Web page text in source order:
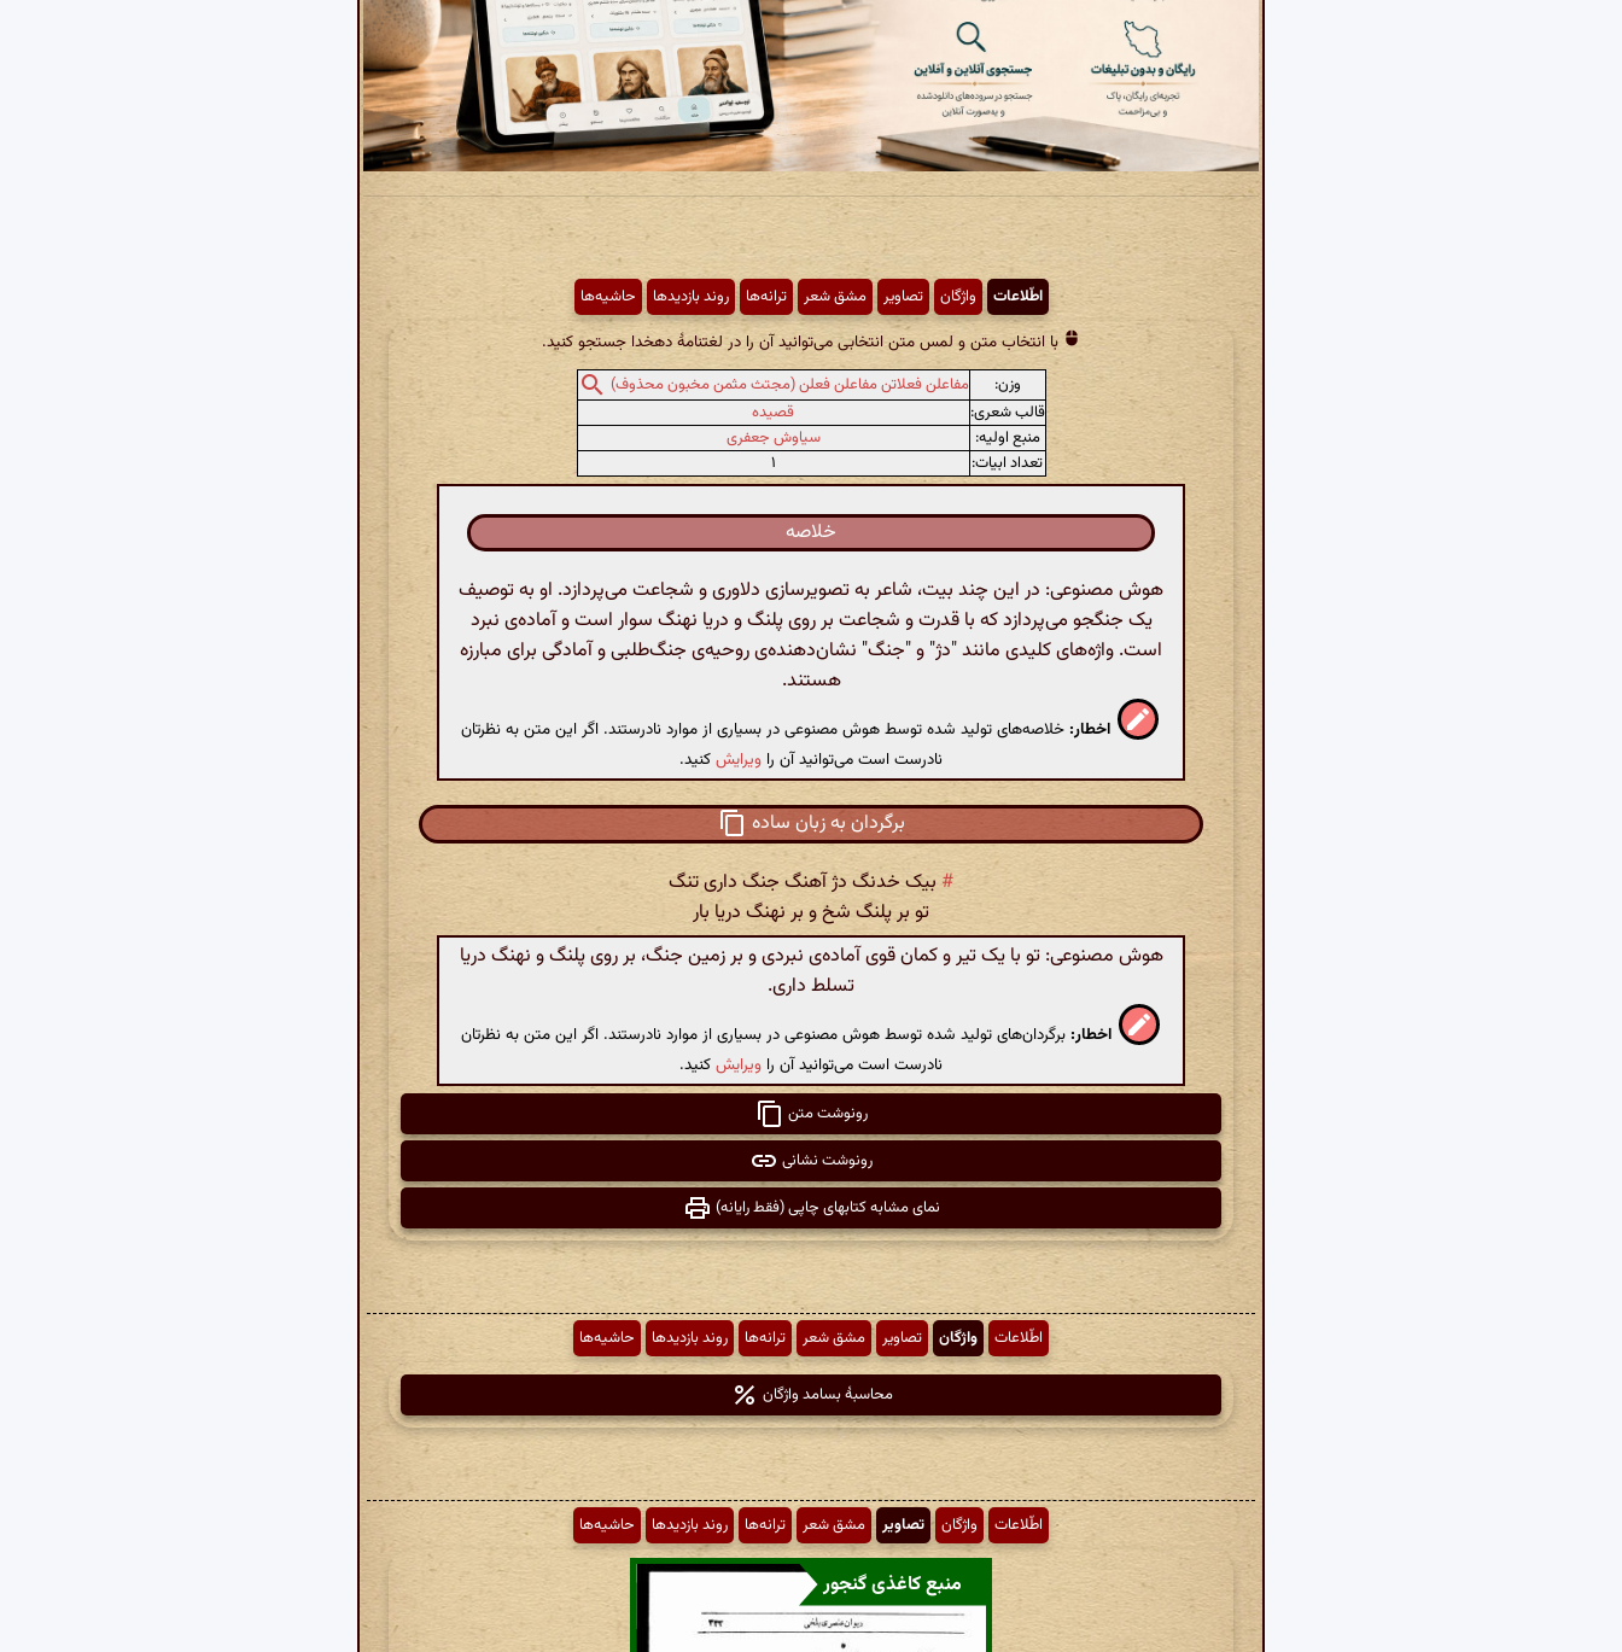
اطّلاعات واژگان تصاویر مشق شعر ترانه‌ها روند بازدیدها حاشیه‌ها
با انتخاب متن و لمس متن انتخابی می‌توانید آن را در لغتنامهٔ دهخدا جستجو کنید.
وزن:
مفاعلن فعلاتن مفاعلن فعلن (مجتث مثمن مخبون محذوف)
قالب شعری:
قصیده
منبع اولیه:
سیاوش جعفری
تعداد ابیات:
۱
خلاصه
هوش مصنوعی: در این چند بیت، شاعر به تصویرسازی دلاوری و شجاعت می‌پردازد. او به توصیف
یک جنگجو می‌پردازد که با قدرت و شجاعت بر روی پلنگ و دریا نهنگ سوار است و آماده‌ی نبرد
است. واژه‌های کلیدی مانند "دژ" و "جنگ" نشان‌دهنده‌ی روحیه‌ی جنگ‌طلبی و آمادگی برای مبارزه
هستند.
اخطار: خلاصه‌های تولید شده توسط هوش مصنوعی در بسیاری از موارد نادرستند. اگر این متن به نظرتان
نادرست است می‌توانید آن را ویرایشکنید.
برگردان به زبان ساده
# بیک خدنگ دژ آهنگ جنگ داری تنگ
تو بر پلنگ شخ و بر نهنگ دریا بار
هوش مصنوعی: تو با یک تیر و کمان قوی آماده‌ی نبردی و بر زمین جنگ، بر روی پلنگ و نهنگ دریا
تسلط داری.
اخطار: برگردان‌های تولید شده توسط هوش مصنوعی در بسیاری از موارد نادرستند. اگر این متن به نظرتان
نادرست است می‌توانید آن را ویرایشکنید.
رونوشت متن
رونوشت نشانی
نمای مشابه کتابهای چاپی (فقط رایانه)
اطّلاعات واژگان تصاویر مشق شعر ترانه‌ها روند بازدیدها حاشیه‌ها
محاسبهٔ بسامد واژگان
اطّلاعات واژگان تصاویر مشق شعر ترانه‌ها روند بازدیدها حاشیه‌ها
منبع کاغذی گنجور